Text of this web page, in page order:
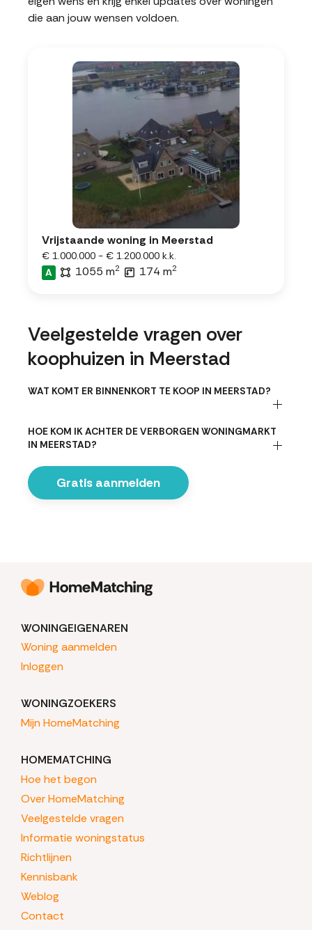
die aan jouw wensen voldoen.
Vrijstaande woning in Meerstad
€ 1.000.000 - € 1.200.000 k.k.
A
1055 m2 174 m2
Veelgestelde vragen over
koophuizen in Meerstad
WAT KOMT ER BINNENKORT TE KOOP IN MEERSTAD?
HOE KOM IK ACHTER DE VERBORGEN WONINGMARKT
IN MEERSTAD?
Gratis aanmelden
WONINGEIGENAREN
Woning aanmelden
Inloggen
WONINGZOEKERS
Mijn HomeMatching
HOMEMATCHING
Hoe het begon
Over HomeMatching
Veelgestelde vragen
Informatie woningstatus
Richtlijnen
Kennisbank
Weblog
Contact